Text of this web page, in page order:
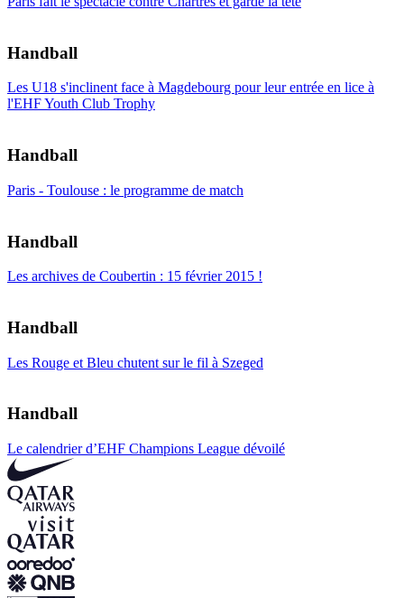
Handball
Les U18 s'inclinent face à Magdebourg pour leur entrée en lice à
l'EHF Youth Club Trophy
Handball
Paris - Toulouse : le programme de match
Handball
Les archives de Coubertin : 15 février 2015 !
Handball
Les Rouge et Bleu chutent sur le fil à Szeged
Handball
Le calendrier d’EHF Champions League dévoilé